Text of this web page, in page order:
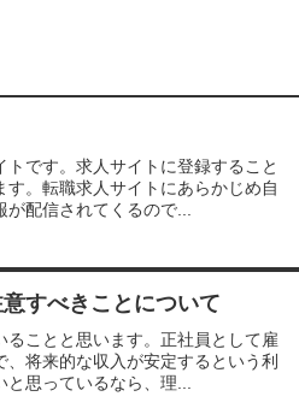
です。求人サイトに登録すること
。転職求人サイトにあらかじめ自
配信されてくるので...
すべきことについて
ことと思います。正社員として雇
将来的な収入が安定するという利
思っているなら、理...